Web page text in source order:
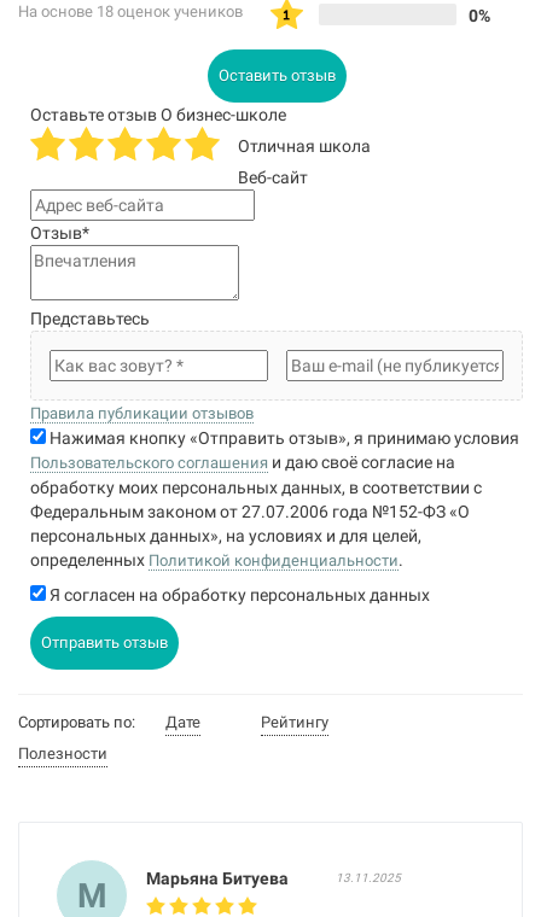
На основе 18 оценок учеников
0%
Оставить отзыв
Оставьте отзыв О бизнес-школе
Отличная школа
Веб-сайт
Отзыв*
Представьтесь
Правила публикации отзывов
Нажимая кнопку «Отправить отзыв», я принимаю условия
Пользовательского соглашения и даю своё согласие на
обработку моих персональных данных, в соответствии с
Федеральным законом от 27.07.2006 года №152-ФЗ «О
персональных данных», на условиях и для целей,
определенных Политикой конфиденциальности.
Я согласен на обработку персональных данных
Отправить отзыв
Сортировать по: Дате
Рейтингу
Полезности
М Марьяна Битуева 13.11.2025